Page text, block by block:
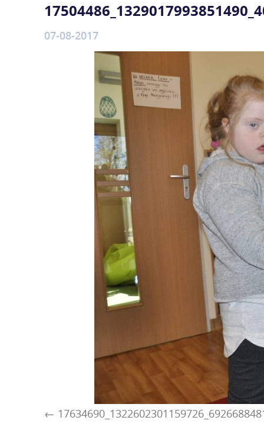
07-08-2017